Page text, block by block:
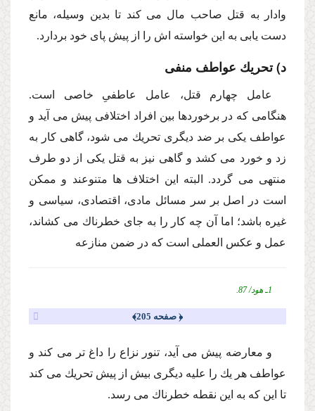
وادار به قتل صاحب مال مى كند تا بدین وسیله، مانع
دست یابى به این خواسته اش را از پیش پاى خود بردارد.
د) تحریك عواطف منفى
عامل چهارم قتل، عامل عاطفىِ خاصى است.
هنگامى كه در برخوردها بین افراد اختلافى پیش مى آید و
عواطف یكى بر ضد دیگرى تحریك مى شود، گاهى كار به
زد و خورد مى كشد و گاهى نیز به قتل یكى از دو طرف
منتهى مى گردد. البته این اختلاف ها متنوعند و ممكن
است در اصل بر سر مسائل مادى، اقتصادى، سیاسى و
غیره باشد؛ اما آن چه كار را به جاى خطرناك مى كشاند،
عمل و عكس العملى است كه در ضمن منازعه
1ـ هود/ 87.
﴿ صفحه 205﴾
و معارضه پیش مى آید، تنور نزاع را داغ تر مى كند و
عواطف هر یك را علیه دیگرى بیش از پیش تحریك مى كند
تا این كه به این نقطه خطرناك مى رسد.